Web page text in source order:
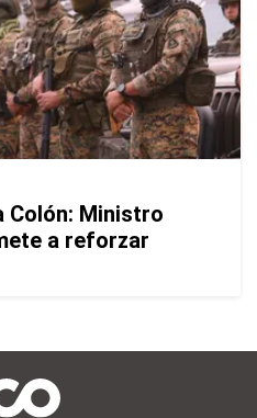
Colón: Ministro
a reforzar